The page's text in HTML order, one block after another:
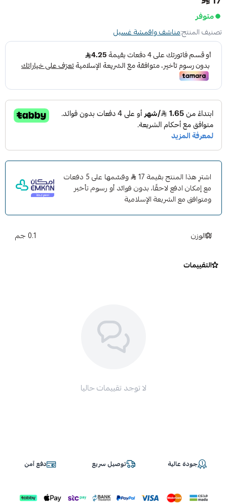
متوفر
تصنيف المنتج:مناشف واقمشة غسيل
اشترِ هذا المنتج بقيمة 17
وقسّمها على 5 دفعات
مع إمكان ادفع لاحقًا، بدون فوائد أو رسوم تأخير
ومتوافق مع الشريعة الإسلامية
الوزن 0.1 جم
التقييمات
لا توجد تقييمات حاليا
جودة عالية توصيل سريع دفع آمن